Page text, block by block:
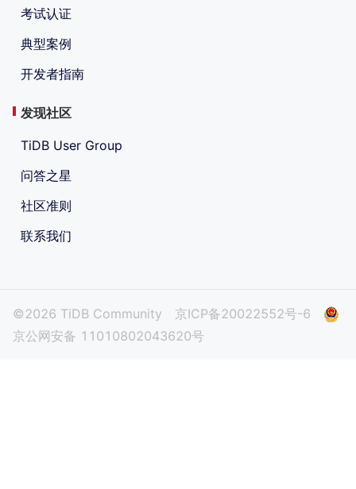
考试认证
典型案例
开发者指南
发现社区
TiDB User Group
问答之星
社区准则
联系我们
©2026 TiDB Community
京ICP备20022552号-6
京公网安备 11010802043620号